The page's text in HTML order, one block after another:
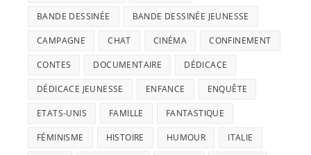
BANDE DESSINÉE BANDE DESSINÉE JEUNESSE
CAMPAGNE CHAT CINÉMA CONFINEMENT
CONTES DOCUMENTAIRE DÉDICACE
DÉDICACE JEUNESSE ENFANCE ENQUÊTE
ETATS-UNIS FAMILLE FANTASTIQUE
FÉMINISME HISTOIRE HUMOUR ITALIE